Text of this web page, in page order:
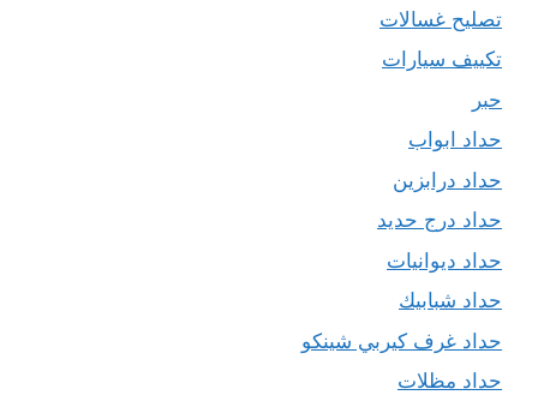
تصليح غسالات
تكييف سيارات
حبر
حداد ابواب
حداد درابزين
حداد درج حديد
حداد ديوانيات
حداد شبابيك
حداد غرف كيربي شينكو
حداد مظلات